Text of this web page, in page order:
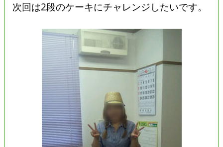
次回は2段のケーキにチャレンジしたいです。